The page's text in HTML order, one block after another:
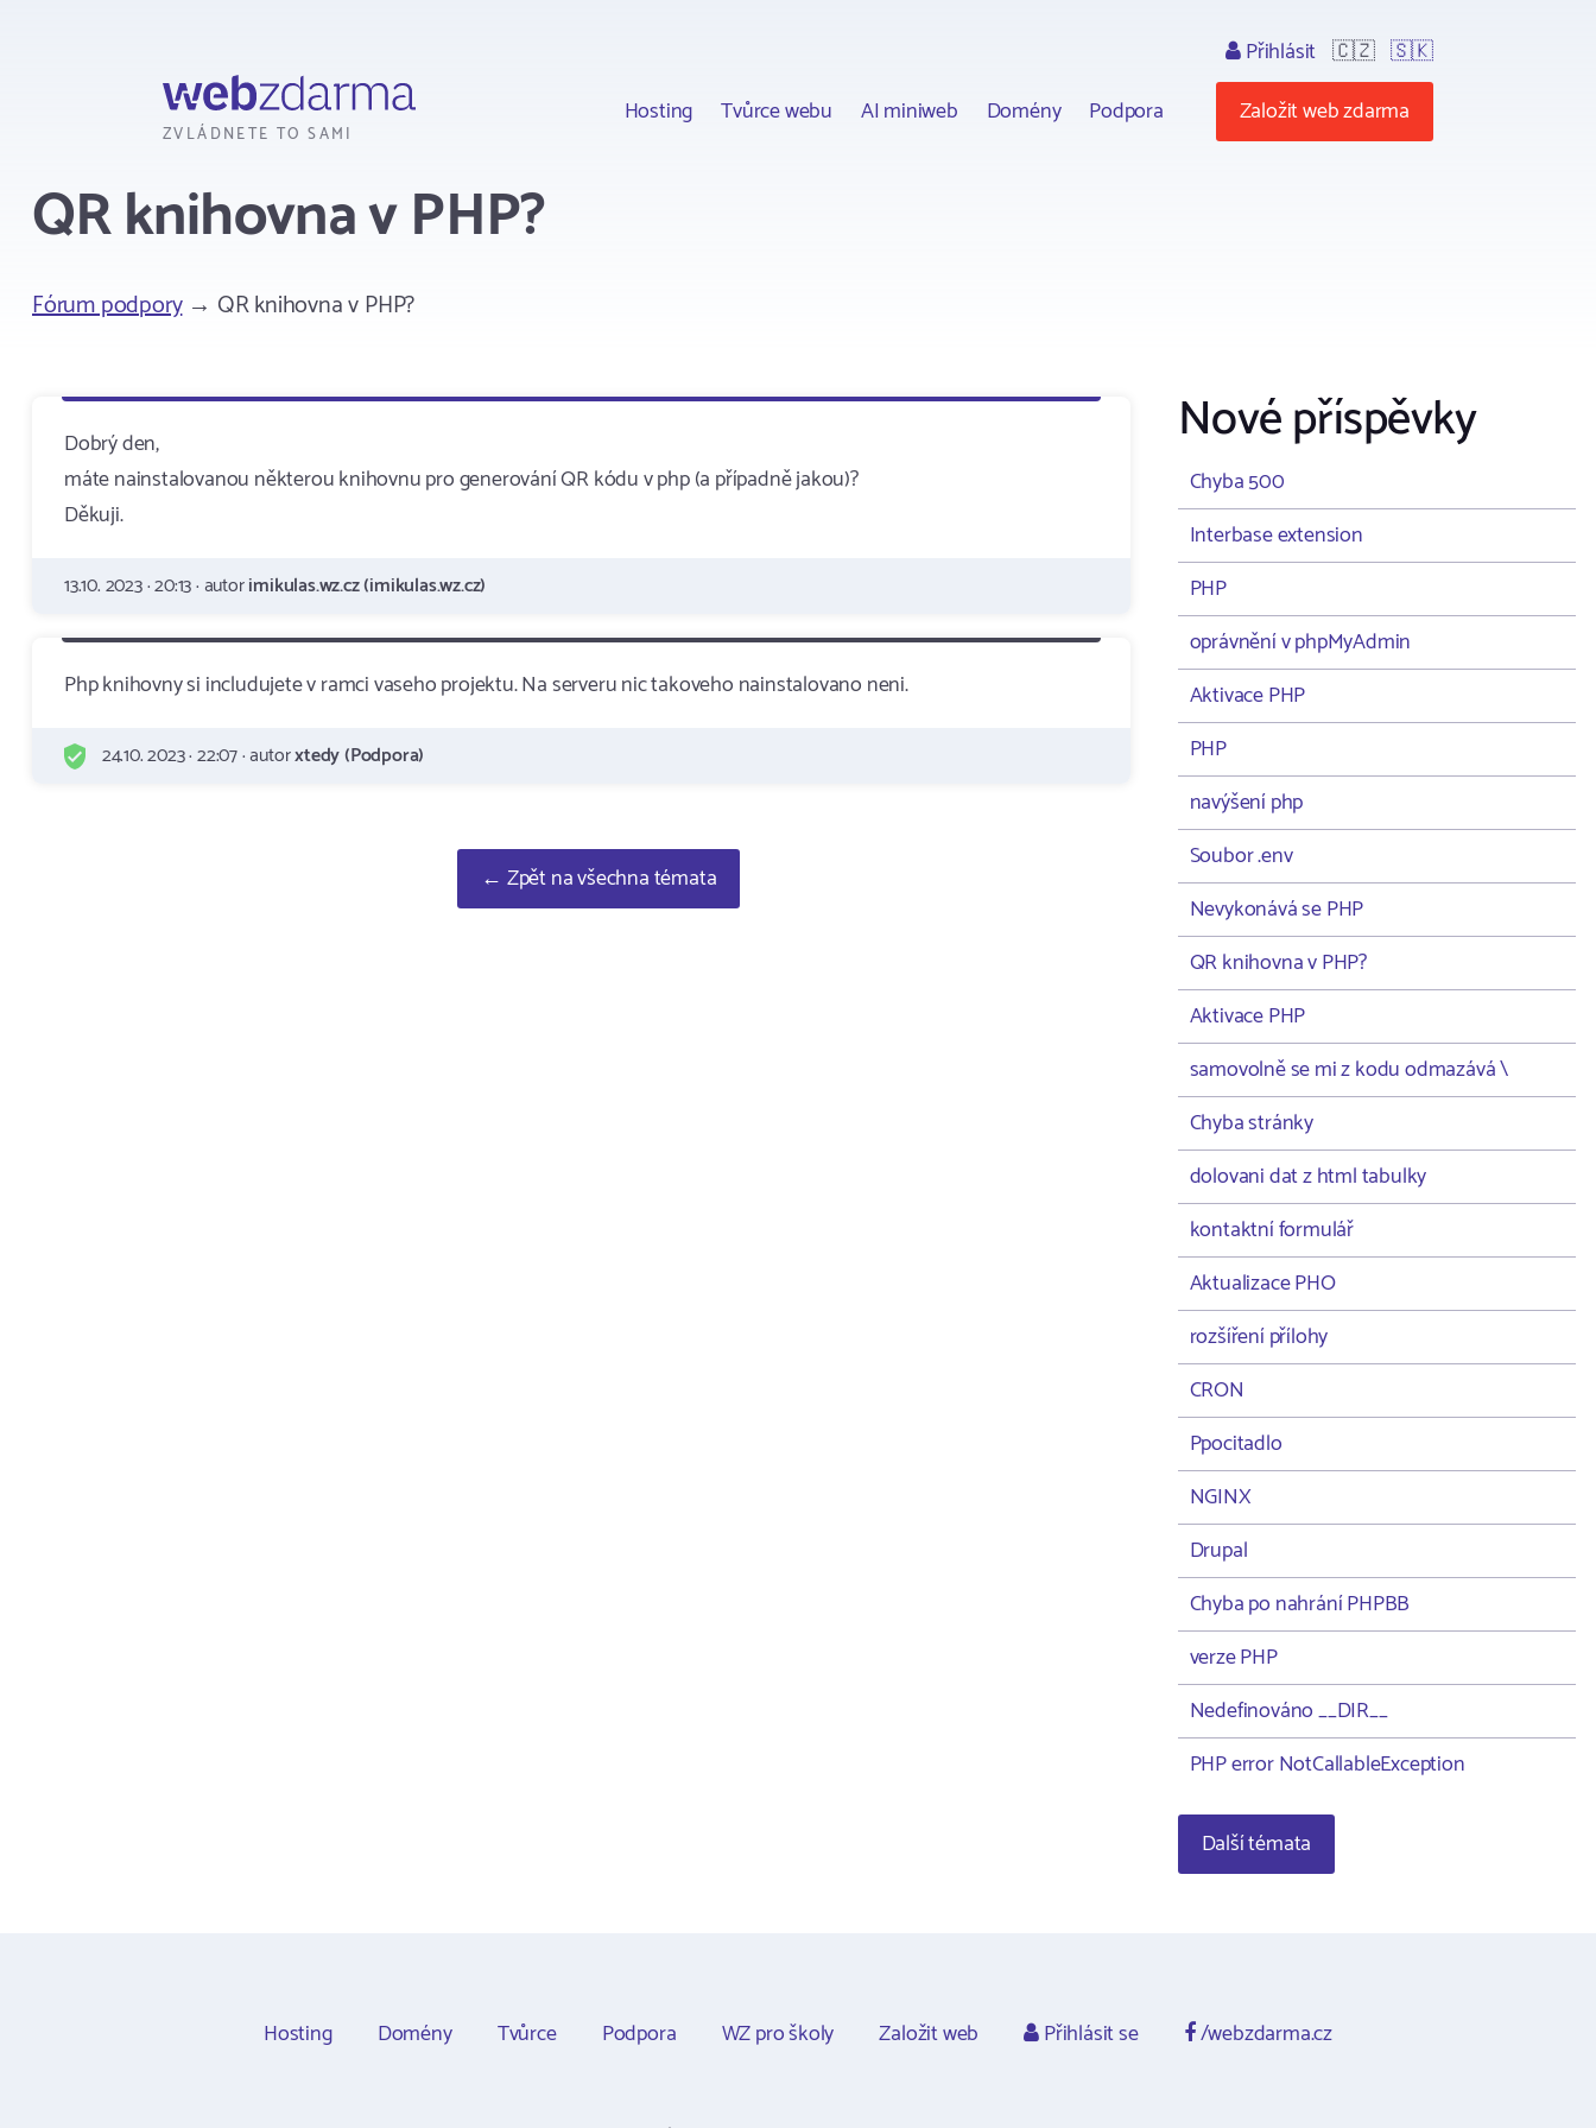
ZVLÁDNETE TO SAMI
Hosting Tvůrce webu AI miniweb Domény Podpora
Přihlásit 🇨🇿 🇸🇰
Založit web zdarma
QR knihovna v PHP?
Fórum podpory→ QR knihovna v PHP?
Dobrý den,
máte nainstalovanou některou knihovnu pro generování QR kódu v php (a případně jakou)?
Děkuji.
13.10. 2023 · 20:13 · autorimikulas.wz.cz (imikulas.wz.cz)
Php knihovny si includujete v ramci vaseho projektu. Na serveru nic takoveho nainstalovano neni.
24.10. 2023 · 22:07 · autorxtedy (Podpora)
← Zpět na všechna témata
Nové příspěvky
Chyba 500
Interbase extension
PHP
oprávnění v phpMyAdmin
Aktivace PHP
PHP
navýšení php
Soubor .env
Nevykonává se PHP
QR knihovna v PHP?
Aktivace PHP
samovolně se mi z kodu odmazává \
Chyba stránky
dolovani dat z html tabulky
kontaktní formulář
Aktualizace PHO
rozšíření přílohy
CRON
Ppocitadlo
NGINX
Drupal
Chyba po nahrání PHPBB
verze PHP
Nedefinováno __DIR__
PHP error NotCallableException
Další témata
Hosting Domény Tvůrce Podpora WZ pro školy Založit web Přihlásit se /webzdarma.cz